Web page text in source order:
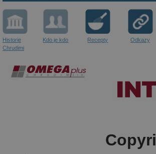
Historie
Chrudimi
Kdo je kdo Recepty Odkazy